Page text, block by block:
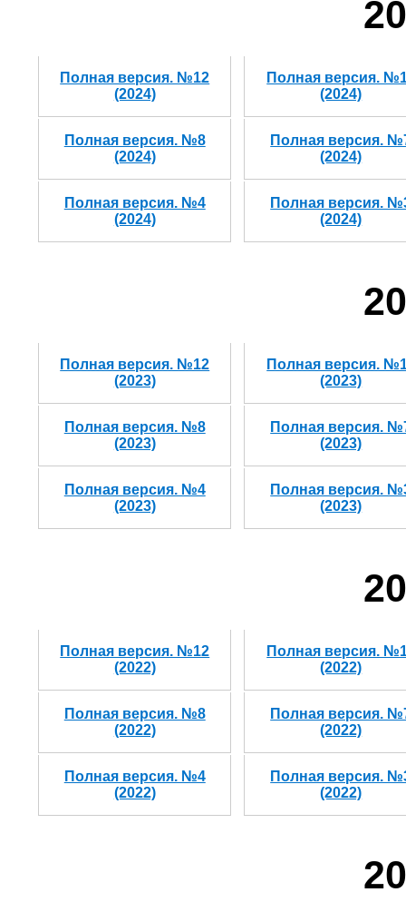
Полная версия. №12
(2024)
Полная версия.
(2024)
Полная версия. №8
(2024)
Полная версия.
(2024)
Полная версия. №4
(2024)
Полная версия.
(2024)
Полная версия. №12
(2023)
Полная версия.
(2023)
Полная версия. №8
(2023)
Полная версия.
(2023)
Полная версия. №4
(2023)
Полная версия.
(2023)
Полная версия. №12
(2022)
Полная версия.
(2022)
Полная версия. №8
(2022)
Полная версия.
(2022)
Полная версия. №4
(2022)
Полная версия.
(2022)